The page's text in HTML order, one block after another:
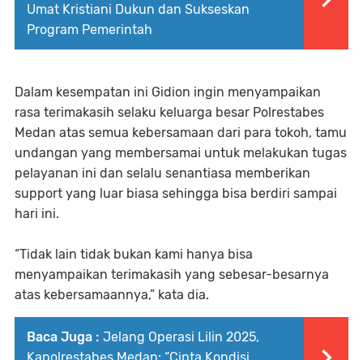
Umat Kristiani Dukun dan Sukseskan
Program Pemerintah
Dalam kesempatan ini Gidion ingin menyampaikan
rasa terimakasih selaku keluarga besar Polrestabes
Medan atas semua kebersamaan dari para tokoh, tamu
undangan yang membersamai untuk melakukan tugas
pelayanan ini dan selalu senantiasa memberikan
support yang luar biasa sehingga bisa berdiri sampai
hari ini.
“Tidak lain tidak bukan kami hanya bisa
menyampaikan terimakasih yang sebesar-besarnya
atas kebersamaannya,” kata dia.
Baca Juga : Jelang Operasi Lilin 2025,